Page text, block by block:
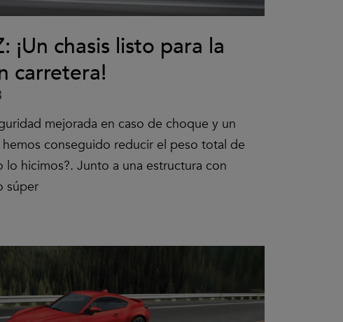
¡Un chasis listo para la
carretera!
mejorada en caso de choque y un
conseguido reducir el peso total de
lo hicimos?. Junto a una estructura con
súper